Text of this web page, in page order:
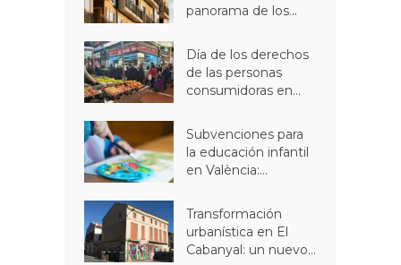
panorama de los...
Día de los derechos
de las personas
consumidoras en...
Subvenciones para
la educación infantil
en València:...
Transformación
urbanística en El
Cabanyal: un nuevo...